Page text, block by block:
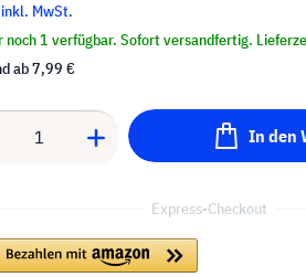
MwSt.
noch 1 verfügbar. Sofort versandfertig.
ab7,99 €
In den
Express-Checkout